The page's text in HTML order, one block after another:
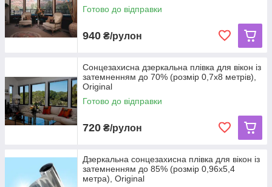
Готово до відправки
940 ₴/рулон
Сонцезахисна дзеркальна плівка для вікон із
затемненням до 70% (розмір 0,7х8 метрів),
Original
Готово до відправки
720 ₴/рулон
Дзеркальна сонцезахисна плівка для вікон із
затемненням до 85% (розмір 0,96х5,4
метра), Original